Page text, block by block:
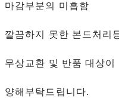
마감부분의 미흡함
깔끔하지 못한 본드처리
무상교환 및 반품 대상이
양해부탁드립니다.